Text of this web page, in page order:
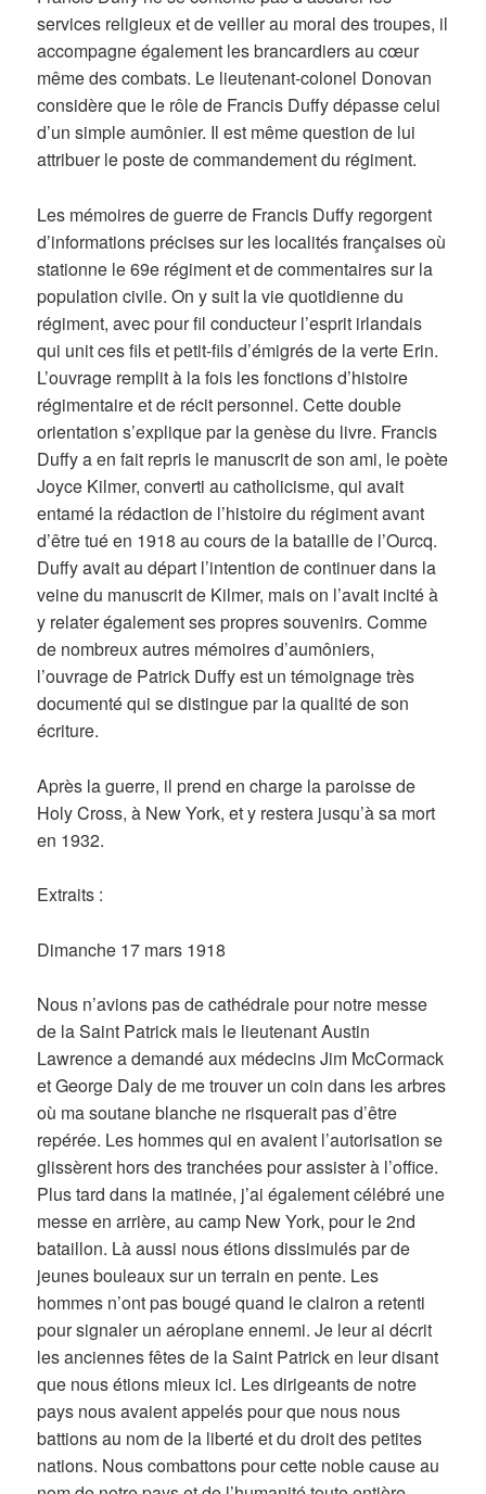
services religieux et de veiller au moral des troupes, il
accompagne également les brancardiers au cœur
même des combats. Le lieutenant-colonel Donovan
considère que le rôle de Francis Duffy dépasse celui
d’un simple aumônier. Il est même question de lui
attribuer le poste de commandement du régiment.
Les mémoires de guerre de Francis Duffy regorgent
d’informations précises sur les localités françaises où
stationne le 69e régiment et de commentaires sur la
population civile. On y suit la vie quotidienne du
régiment, avec pour fil conducteur l’esprit irlandais
qui unit ces fils et petit-fils d’émigrés de la verte Erin.
L’ouvrage remplit à la fois les fonctions d’histoire
régimentaire et de récit personnel. Cette double
orientation s’explique par la genèse du livre. Francis
Duffy a en fait repris le manuscrit de son ami, le poète
Joyce Kilmer, converti au catholicisme, qui avait
entamé la rédaction de l’histoire du régiment avant
d’être tué en 1918 au cours de la bataille de l’Ourcq.
Duffy avait au départ l’intention de continuer dans la
veine du manuscrit de Kilmer, mais on l’avait incité à
y relater également ses propres souvenirs. Comme
de nombreux autres mémoires d’aumôniers,
l’ouvrage de Patrick Duffy est un témoignage très
documenté qui se distingue par la qualité de son
écriture.
Après la guerre, il prend en charge la paroisse de
Holy Cross, à New York, et y restera jusqu’à sa mort
en 1932.
Extraits :
Dimanche 17 mars 1918
Nous n’avions pas de cathédrale pour notre messe
de la Saint Patrick mais le lieutenant Austin
Lawrence a demandé aux médecins Jim McCormack
et George Daly de me trouver un coin dans les arbres
où ma soutane blanche ne risquerait pas d’être
repérée. Les hommes qui en avaient l’autorisation se
glissèrent hors des tranchées pour assister à l’office.
Plus tard dans la matinée, j’ai également célébré une
messe en arrière, au camp New York, pour le 2nd
bataillon. Là aussi nous étions dissimulés par de
jeunes bouleaux sur un terrain en pente. Les
hommes n’ont pas bougé quand le clairon a retenti
pour signaler un aéroplane ennemi. Je leur ai décrit
les anciennes fêtes de la Saint Patrick en leur disant
que nous étions mieux ici. Les dirigeants de notre
pays nous avaient appelés pour que nous nous
battions au nom de la liberté et du droit des petites
nations. Nous combattons pour cette noble cause au